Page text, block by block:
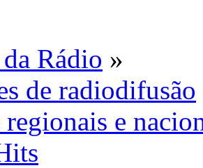
Rádio »
de radiodifusão
e